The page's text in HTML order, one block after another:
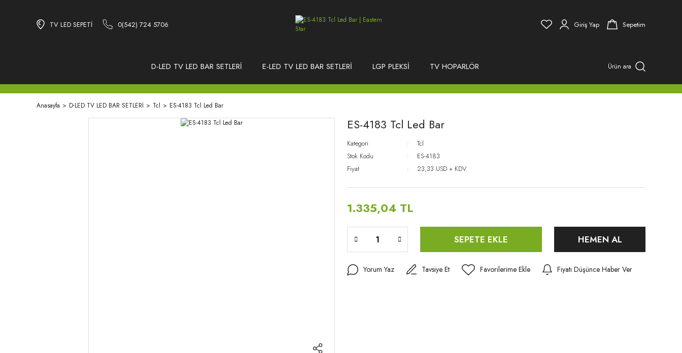
TV LED SEPETİ 0(542) 724 5706 Giriş Yap Sepetim
D-LED TV LED BAR SETLERİ E-LED TV LED BAR SETLERİ LGP PLEKSİ TV HOPARLÖR Ürün ara
Anasayfa D-LED TV LED BAR SETLERİ Tcl ES-4183 Tcl Led Bar
ES-4183 Tcl Led Bar
Kategori
Tcl
Stok Kodu
ES-4183
Fiyat
23,33 USD + KDV
1.335,04 TL
SEPETE EKLE HEMEN AL
Yorum Yaz Tavsiye Et Fiyatı Düşünce Haber Ver